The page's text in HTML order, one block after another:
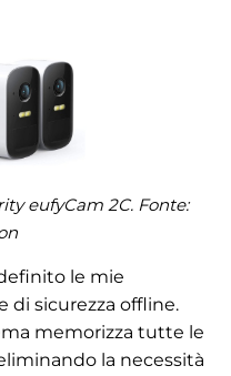
eufyCam 2C. Fonte:
le mie
di sicurezza offline.
memorizza tutte le
la necessità